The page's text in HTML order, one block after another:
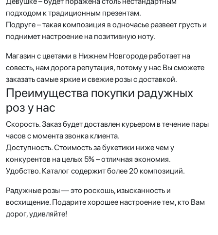
подходом к традиционным презентам.
Подруге – такая композиция в одночасье развеет грусть и
поднимет настроение на позитивную ноту.
Магазин с цветами в Нижнем Новгороде работает на
совесть, нам дорога репутация, потому у нас Вы сможете
заказать самые яркие и свежие розы с доставкой.
Преимущества покупки радужных
роз у нас
Скорость. Заказ будет доставлен курьером в течение пары
часов с момента звонка клиента.
Доступность. Стоимость за букетики ниже чем у
конкурентов на целых 5% – отличная экономия.
Удобство. Каталог содержит более 20 композиций.
Радужные розы — это роскошь, изысканность и
восхищение. Подарите хорошее настроение тем, кто Вам
дорог, удивляйте!